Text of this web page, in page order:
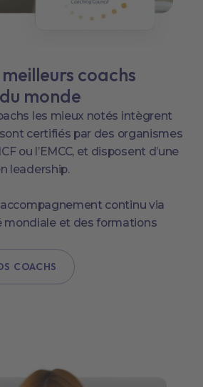
coachs
monde
les mieux notés intègrent
certifiés par des organismes
ou l’EMCC, et disposent d’une
leadership.
accompagnement continu via
mondiale et des formations
COACHS